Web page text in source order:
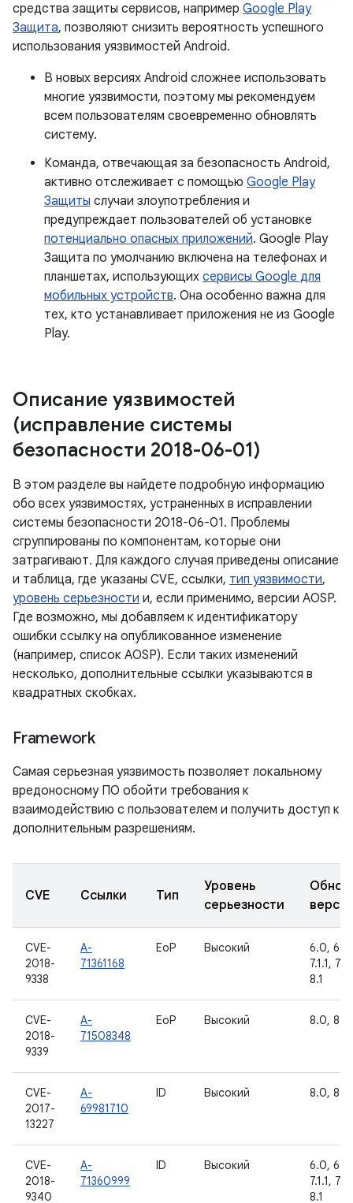
средства защиты сервисов, например Google Play
Защита, позволяют снизить вероятность успешного
использования уязвимостей Android.
В новых версиях Android сложнее использовать
многие уязвимости, поэтому мы рекомендуем
всем пользователям своевременно обновлять
систему.
Команда, отвечающая за безопасность Android,
активно отслеживает с помощью Google Play
Защиты случаи злоупотребления и
предупреждает пользователей об установке
потенциально опасных приложений. Google Play
Защита по умолчанию включена на телефонах и
планшетах, использующих сервисы Google для
мобильных устройств. Она особенно важна для
тех, кто устанавливает приложения не из Google
Play.
Описание уязвимостей
(исправление системы
безопасности 2018-06-01)
В этом разделе вы найдете подробную информацию
обо всех уязвимостях, устраненных в исправлении
системы безопасности 2018-06-01. Проблемы
сгруппированы по компонентам, которые они
затрагивают. Для каждого случая приведены описание
и таблица, где указаны CVE, ссылки, тип уязвимости,
уровень серьезности и, если применимо, версии AOSP.
Где возможно, мы добавляем к идентификатору
ошибки ссылку на опубликованное изменение
(например, список AOSP). Если таких изменений
несколько, дополнительные ссылки указываются в
квадратных скобках.
Framework
Самая серьезная уязвимость позволяет локальному
вредоносному ПО обойти требования к
взаимодействию с пользователем и получить доступ к
дополнительным разрешениям.
CVE Ссылки Тип
Уровень
серьезности
CVE-
2018-
9338
A-
71361168
EoP Высокий
6.0,
7.1.1,
8.1
CVE-
2018-
9339
A-
71508348
EoP Высокий 8.0, 8.1
CVE-
2017-
13227
A-
69981710
ID Высокий 8.0, 8.1
CVE-
2018-
9340
A-
71360999
ID Высокий
6.0,
7.1.1,
8.1